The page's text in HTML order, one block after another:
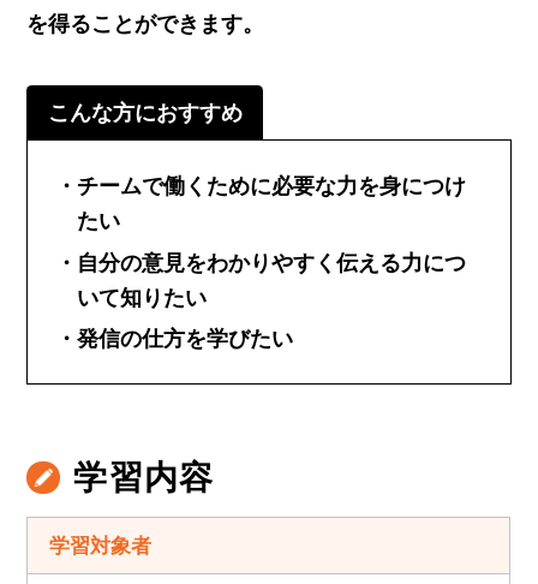
を得ることができます。
こんな方におすすめ
チームで働くために必要な力を身につけ
たい
自分の意見をわかりやすく伝える力につ
いて知りたい
発信の仕方を学びたい
学習内容
学習対象者